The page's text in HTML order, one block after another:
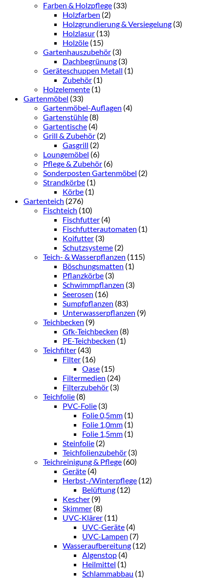
Farben & Holzpflege (33)
Holzfarben (2)
Holzgrundierung & Versiegelung (3)
Holzlasur (13)
Holzöle (15)
Gartenhauszubehör (3)
Dachbegrünung (3)
Geräteschuppen Metall (1)
Zubehör (1)
Holzelemente (1)
Gartenmöbel (33)
Gartenmöbel-Auflagen (4)
Gartenstühle (8)
Gartentische (4)
Grill & Zubehör (2)
Gasgrill (2)
Loungemöbel (6)
Pflege & Zubehör (6)
Sonderposten Gartenmöbel (2)
Strandkörbe (1)
Körbe (1)
Gartenteich (276)
Fischteich (10)
Fischfutter (4)
Fischfutterautomaten (1)
Koifutter (3)
Schutzsysteme (2)
Teich- & Wasserpflanzen (115)
Böschungsmatten (1)
Pflanzkörbe (3)
Schwimmpflanzen (3)
Seerosen (16)
Sumpfpflanzen (83)
Unterwasserpflanzen (9)
Teichbecken (9)
Gfk-Teichbecken (8)
PE-Teichbecken (1)
Teichfilter (43)
Filter (16)
Oase (15)
Filtermedien (24)
Filterzubehör (3)
Teichfolie (8)
PVC-Folie (3)
Folie 0,5mm (1)
Folie 1,0mm (1)
Folie 1,5mm (1)
Steinfolie (2)
Teichfolienzubehör (3)
Teichreinigung & Pflege (60)
Geräte (4)
Herbst-/Winterpflege (12)
Belüftung (12)
Kescher (9)
Skimmer (8)
UVC-Klärer (11)
UVC-Geräte (4)
UVC-Lampen (7)
Wasseraufbereitung (12)
Algenstop (4)
Heilmittel (1)
Schlammabbau (1)